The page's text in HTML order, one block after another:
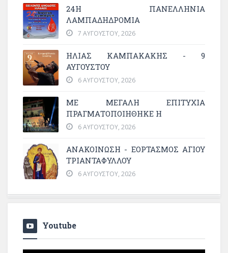
24Η ΠΑΝΕΛΛΗΝΙΑ
ΛΑΜΠΑΔΗΔΡΟΜΙΑ
7 ΑΥΓΟΎΣΤΟΥ, 2026
ΗΛΙΑΣ ΚΑΜΠΑΚΑΚΗΣ - 9
ΑΥΓΟΥΣΤΟΥ
6 ΑΥΓΟΎΣΤΟΥ, 2026
ΜΕ ΜΕΓΆΛΗ ΕΠΙΤΥΧΊΑ
ΠΡΑΓΜΑΤΟΠΟΙΉΘΗΚΕ Η
6 ΑΥΓΟΎΣΤΟΥ, 2026
ΑΝΑΚΟΙΝΩΣΗ - ΕΟΡΤΑΣΜΟΣ ΑΓΙΟΥ
ΤΡΙΑΝΤΑΦΥΛΛΟΥ
6 ΑΥΓΟΎΣΤΟΥ, 2026
Youtube